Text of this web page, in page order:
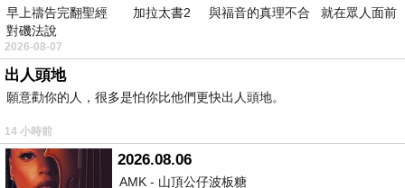
早上禱告完翻聖經 加拉太書2 與福音的真理不合 就在眾人面前
對磯法說
2026-08-07
出人頭地
願意勸你的人，很多是怕你比他們更快出人頭地。
14 小時前
2026.08.06
AMK - 山頂公仔波板糖